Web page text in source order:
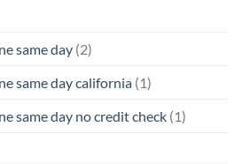
same day (2)
same day california (1)
same day no credit check (1)